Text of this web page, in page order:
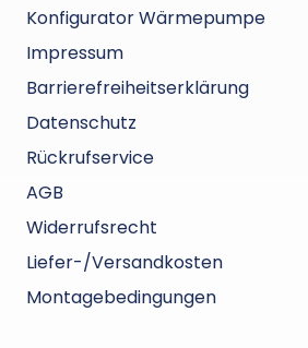
Konfigurator Wärmepumpe
Impressum
Barrierefreiheitserklärung
Datenschutz
Rückrufservice
AGB
Widerrufsrecht
Liefer-/Versandkosten
Montagebedingungen